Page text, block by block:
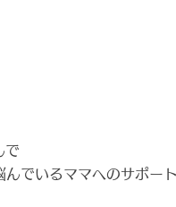
で
でいるママへのサポー